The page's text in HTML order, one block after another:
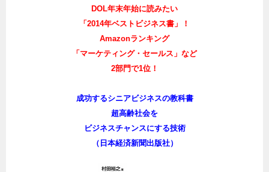
DOL年末年始に読みたい
「2014年ベストビジネス書」！
Amazonランキング
「マーケティング・セールス」など
2部門で1位！
成功するシニアビジネスの教科書
超高齢社会を
ビジネスチャンスにする技術
（日本経済新聞出版社）